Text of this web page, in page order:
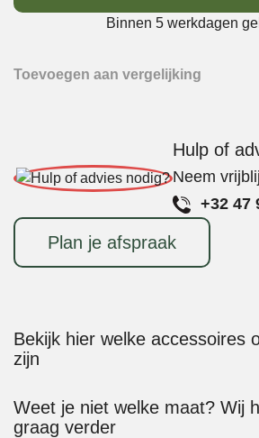
aantal
Binnen 5 werkdagen
Toevoegen aan vergelijking
Hulp of
Neem
+32 47
Plan je afspraak
Bekijk hier welke accessoires
zijn
Weet je niet welke maat? Wij
graag verder